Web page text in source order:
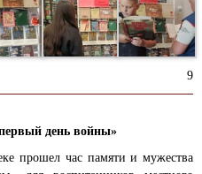
9
день войны»
прошел час памяти и мужества